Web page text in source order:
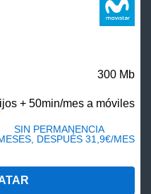
300 Mb
+ 50min/mes a móviles
SIN PERMANENCIA
DESPUÉS 31,9€/MES